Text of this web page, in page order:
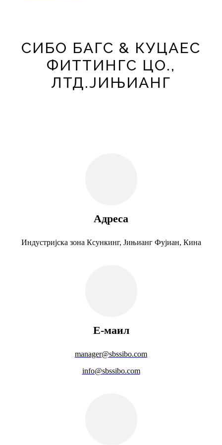
СИБО БАГС & КУЦАЕС
ФИТТИНГС ЦО.,
ЛТД.ЈИЊИАНГ
Адреса
Индустријска зона Ксункинг, Јињианг Фујиан, Кина
Е-маил
manager@sbssibo.com
info@sbssibo.com